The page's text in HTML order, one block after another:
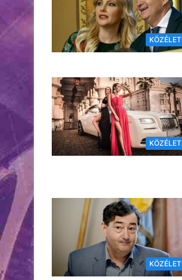
KÖZÉLET
KÖZÉLET
KÖZÉLET